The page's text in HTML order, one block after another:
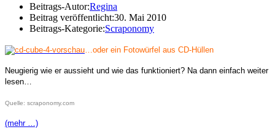
Beitrags-Autor:Regina
Beitrag veröffentlicht:30. Mai 2010
Beitrags-Kategorie:Scraponomy
…oder ein Fotowürfel aus CD-Hüllen
Neugierig wie er aussieht und wie das funktioniert? Na dann einfach weiter
lesen…
Quelle: scraponomy.com
(mehr …)